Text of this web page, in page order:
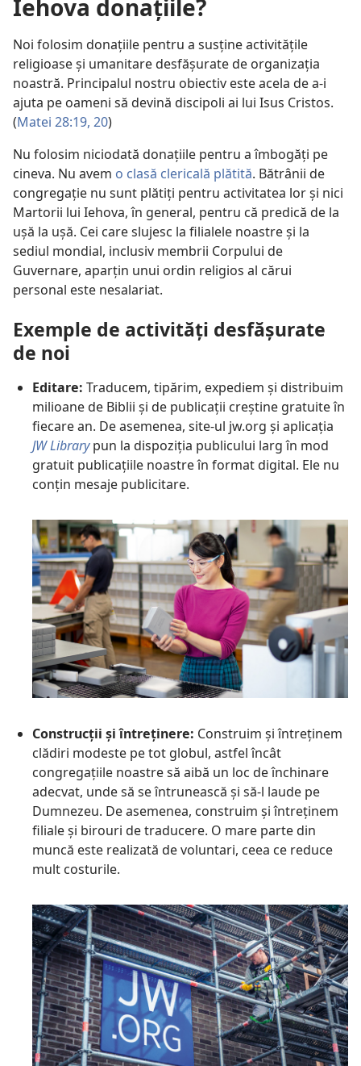
Iehova donațiile?
Noi folosim donațiile pentru a susține activitățile
religioase și umanitare desfășurate de organizația
noastră. Principalul nostru obiectiv este acela de a-i
ajuta pe oameni să devină discipoli ai lui Isus Cristos.
(Matei 28:19, 20)
Nu folosim niciodată donațiile pentru a îmbogăți pe
cineva. Nu avem o clasă clericală plătită. Bătrânii de
congregație nu sunt plătiți pentru activitatea lor și nici
Martorii lui Iehova, în general, pentru că predică de la
ușă la ușă. Cei care slujesc la filialele noastre și la
sediul mondial, inclusiv membrii Corpului de
Guvernare, aparțin unui ordin religios al cărui
personal este nesalariat.
Exemple de activități desfășurate
de noi
Editare: Traducem, tipărim, expediem și distribuim
milioane de Biblii și de publicații creștine gratuite în
fiecare an. De asemenea, site-ul jw.org și aplicația
JW Librarypun la dispoziția publicului larg în mod
gratuit publicațiile noastre în format digital. Ele nu
conțin mesaje publicitare.
Construcții și întreținere: Construim și întreținem
clădiri modeste pe tot globul, astfel încât
congregațiile noastre să aibă un loc de închinare
adecvat, unde să se întrunească și să-l laude pe
Dumnezeu. De asemenea, construim și întreținem
filiale și birouri de traducere. O mare parte din
muncă este realizată de voluntari, ceea ce reduce
mult costurile.